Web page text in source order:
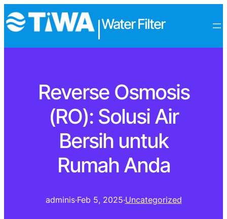
Water Filter
Reverse Osmosis
(RO): Solusi Air
Bersih untuk
Rumah Anda
adminis·Feb 5, 2025·Uncategorized